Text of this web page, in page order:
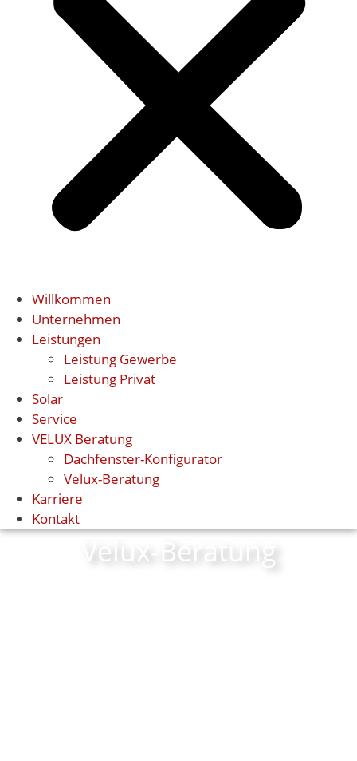
Willkommen
Unternehmen
Leistungen
Leistung Gewerbe
Leistung Privat
Solar
Service
VELUX Beratung
Dachfenster-Konfigurator
Velux-Beratung
Karriere
Kontakt
Velux-Beratung